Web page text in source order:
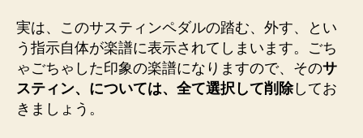
実は、このサスティンペダルの踏む、外す、とい
う指示自体が楽譜に表示されてしまいます。ごち
ゃごちゃした印象の楽譜になりますので、そのサ
スティン、については、全て選択して削除してお
きましょう。